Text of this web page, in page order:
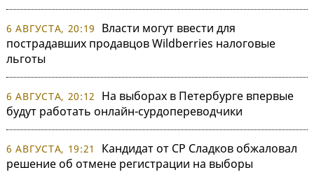
6 АВГУСТА, 20:19
Власти могут ввести для
пострадавших продавцов Wildberries налоговые
льготы
6 АВГУСТА, 20:12
На выборах в Петербурге впервые
будут работать онлайн-сурдопереводчики
6 АВГУСТА, 19:21
Кандидат от СР Сладков обжаловал
решение об отмене регистрации на выборы